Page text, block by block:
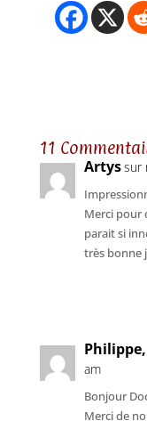
11
Artyssur
Merci pour
parait si
très bonne
Philippe,
am
Bonjour
Merci de